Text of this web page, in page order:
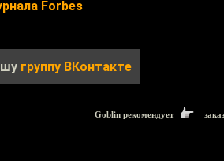
Forbes
группу ВКонтакте
Goblin рекомендует